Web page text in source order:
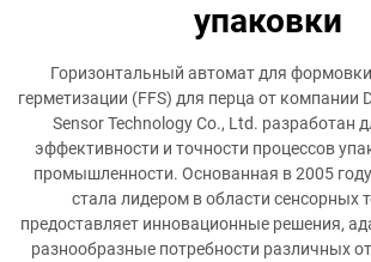
упаковки
Горизонтальный автомат для
герметизации (FFS) для перца от компании
Sensor Technology Co., Ltd. разработан
эффективности и точности процессов
промышленности. Основанная в 2005
стала лидером в области сенсорных
предоставляет инновационные решения,
разнообразные потребности различных